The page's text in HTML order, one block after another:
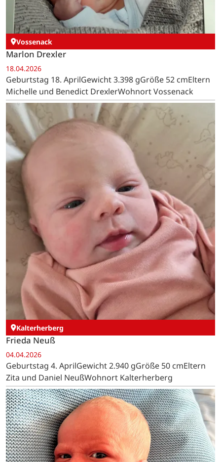
Vossenack
Marlon Drexler
18.04.2026
Geburtstag 18. AprilGewicht 3.398 gGröße 52 cmEltern
Michelle und Benedict DrexlerWohnort Vossenack
Kalterherberg
Frieda Neuß
04.04.2026
Geburtstag 4. AprilGewicht 2.940 gGröße 50 cmEltern
Zita und Daniel NeußWohnort Kalterherberg